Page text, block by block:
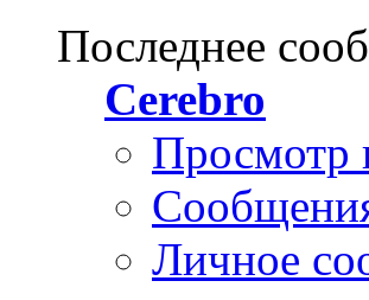
Последнее
Cerebro
Просмотр
Личное